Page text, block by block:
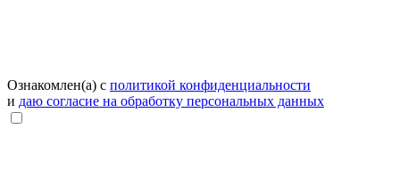
Ознакомлен(а) с политикой конфиденциальности
и даю согласие на обработку персональных данных